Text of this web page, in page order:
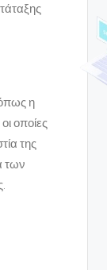
η
οποίες
της
των